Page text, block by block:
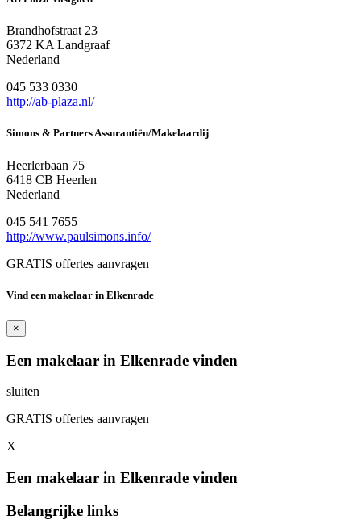
Brandhofstraat 23
6372 KA Landgraaf
Nederland
045 533 0330
http://ab-plaza.nl/
Simons & Partners Assurantiën/Makelaardij
Heerlerbaan 75
6418 CB Heerlen
Nederland
045 541 7655
http://www.paulsimons.info/
GRATIS offertes aanvragen
Vind een makelaar in Elkenrade
×
Een makelaar in Elkenrade vinden
sluiten
GRATIS offertes aanvragen
X
Een makelaar in Elkenrade vinden
Belangrijke links